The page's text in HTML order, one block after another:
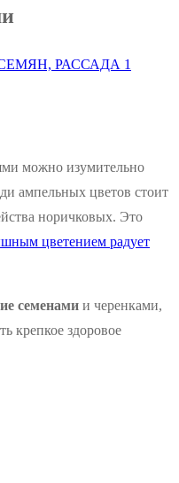
РАССАДА 1
можно изумительно
ампельных цветов стоит
норичковых. Это
цветением радует
семенами и черенками,
крепкое здоровое